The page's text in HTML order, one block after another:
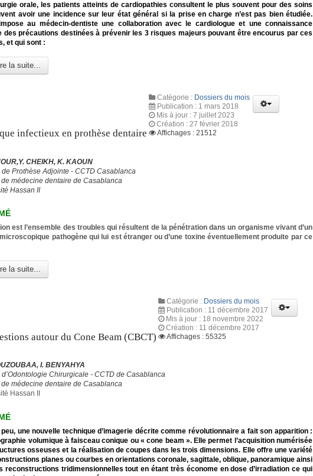
orale, les patients atteints de cardiopathies consultent le plus souvent pour des soins
avoir une incidence sur leur état général si la prise en charge n’est pas bien étudiée.
au médecin-dentiste une collaboration avec le cardiologue et une connaissance
des précautions destinées à prévenir les 3 risques majeurs pouvant être encourus par ces
et qui sont :
la suite...
infectieux en prothèse dentaire
Catégorie : Dossiers du mois
Publication : 1 mars 2018
Mis à jour : 7 juillet 2023
Création : 27 février 2018
Affichages : 21512
CHEIKH, K. KAOUN
de Prothèse Adjointe - CCTD Casablanca
médecine dentaire de Casablanca
Hassan II
est l’ensemble des troubles qui résultent de la pénétration dans un organisme vivant d’un
pathogène qui lui est étranger ou d’une toxine éventuellement produite par ce
la suite...
autour du Cone Beam (CBCT)
Catégorie : Dossiers du mois
Publication : 11 décembre 2017
Mis à jour : 18 novembre 2022
Création : 11 décembre 2017
Affichages : 55325
I. BENYAHYA
d’Odontologie Chirurgicale - CCTD de Casablanca
médecine dentaire de Casablanca
Hassan II
une nouvelle technique d’imagerie décrite comme révolutionnaire a fait son apparition :
volumique à faisceau conique ou « cone beam ». Elle permet l’acquisition numérisée
osseuses et la réalisation de coupes dans les trois dimensions. Elle offre une variété
planes ou courbes en orientations coronale, sagittale, oblique, panoramique ainsi
reconstructions tridimensionnelles tout en étant très économe en dose d’irradiation ce qui